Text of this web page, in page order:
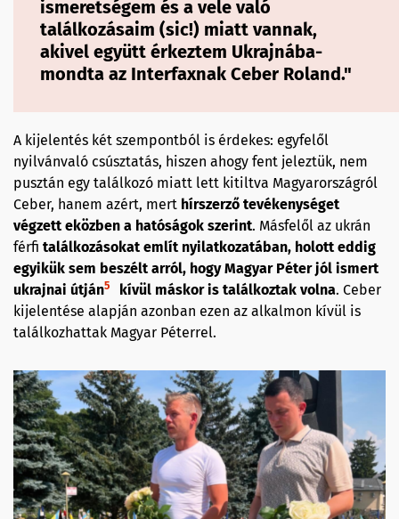
ismeretségem és a vele való
találkozásaim (sic!) miatt vannak,
akivel együtt érkeztem Ukrajnába-
mondta az Interfaxnak Ceber Roland."
A kijelentés két szempontból is érdekes: egyfelől
nyilvánvaló csúsztatás, hiszen ahogy fent jeleztük, nem
pusztán egy találkozó miatt lett kitiltva Magyarországról
Ceber, hanem azért, mert hírszerző tevékenységet
végzett eközben a hatóságok szerint. Másfelől az ukrán
férfi találkozásokat említ nyilatkozatában, holott eddig
egyikük sem beszélt arról, hogy Magyar Péter jól ismert
ukrajnai útján5 kívül máskor is találkoztak volna. Ceber
kijelentése alapján azonban ezen az alkalmon kívül is
találkozhattak Magyar Péterrel.